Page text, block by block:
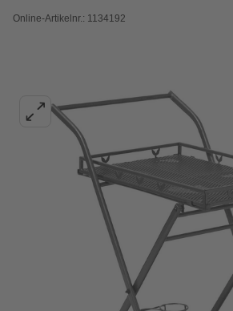
Online-Artikelnr.: 1134192